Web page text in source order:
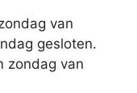
van
gesloten.
zondag van